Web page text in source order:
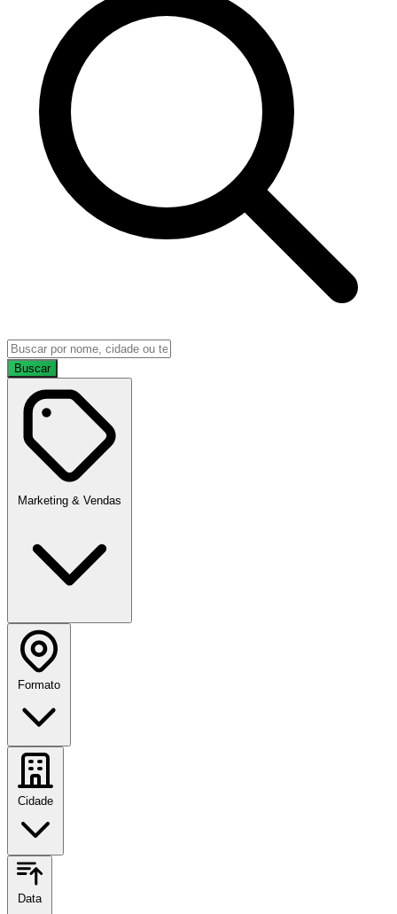
Buscar
Marketing & Vendas
Formato
Cidade
Data